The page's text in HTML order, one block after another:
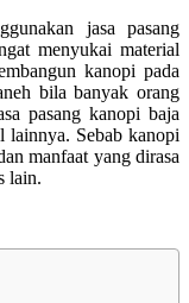
jasa pasang
menyukai material
kanopi pada
bila banyak orang
pasang kanopi baja
lainnya. Sebab kanopi
manfaat yang dirasa
lain.